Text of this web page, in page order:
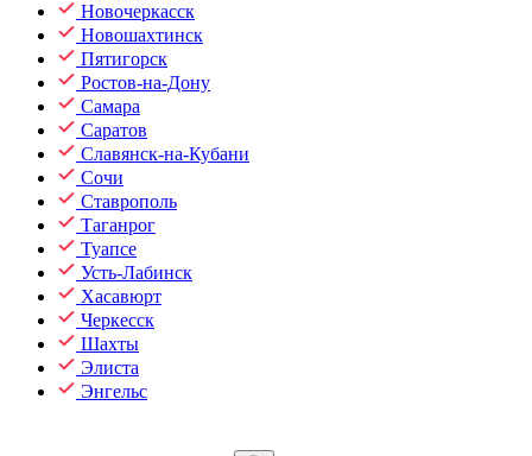
Новочеркасск
Новошахтинск
Пятигорск
Ростов-на-Дону
Самара
Саратов
Славянск-на-Кубани
Сочи
Ставрополь
Таганрог
Туапсе
Усть-Лабинск
Хасавюрт
Черкесск
Шахты
Элиста
Энгельс